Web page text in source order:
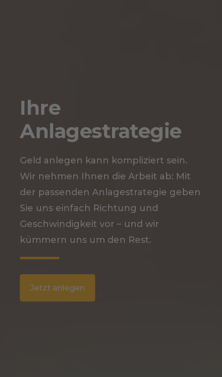
Ihre
Anlagestrategie
Geld anlegen kann kompliziert sein.
Wir nehmen Ihnen die Arbeit ab: Mit
der passenden Anlagestrategie geben
Sie uns einfach Richtung und
Geschwindigkeit vor – und wir
kümmern uns um den Rest.
Jetzt anlegen